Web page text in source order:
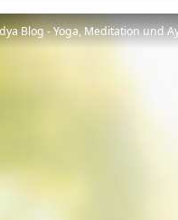
Blog - Yoga, Meditation und